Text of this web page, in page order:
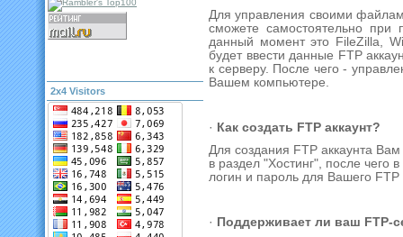
2x4 Visitors
Для управления своими
сможете самостоятельно
данный момент это FileZilla,
будет ввести данные FTP
к серверу. После чего -
Вашем компьютере.
· Как создать FTP аккаунт?
Для создания FTP аккаунта
в раздел "Хостинг", после
логин и пароль для Вашего FTP
· Поддерживает ли ваш FTP-